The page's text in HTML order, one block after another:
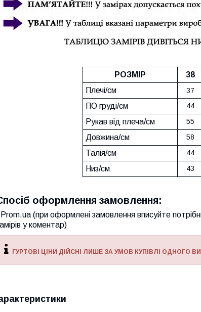
РОЗМІР 38
Плечі/см
37
ПО груді/см 44
Рукав від плеча/см 55
Довжина/см 58
Талія/см 44
Низ/см 43
оформлення замовлення:
Prom.ua (при оформлені замовлення вписуйте
у коментар)
ГУРТОВІ ЦІНИ ДІЙСНІ ЛИШЕ ЗА УМОВ КУПІВЛІ ОДНОГО